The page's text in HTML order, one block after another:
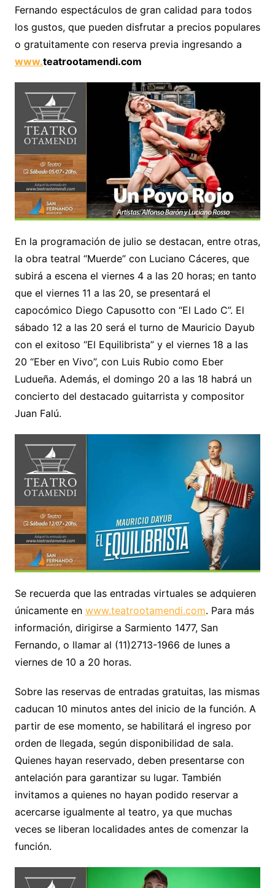
Fernando espectáculos de gran calidad para todos
los gustos, que pueden disfrutar a precios populares
o gratuitamente con reserva previa ingresando a
www.teatrootamendi.com
En la programación de julio se destacan, entre otras,
la obra teatral “Muerde” con Luciano Cáceres, que
subirá a escena el viernes 4 a las 20 horas; en tanto
que el viernes 11 a las 20, se presentará el
capocómico Diego Capusotto con “El Lado C”. El
sábado 12 a las 20 será el turno de Mauricio Dayub
con el exitoso “El Equilibrista” y el viernes 18 a las
20 “Eber en Vivo”, con Luis Rubio como Eber
Ludueña. Además, el domingo 20 a las 18 habrá un
concierto del destacado guitarrista y compositor
Juan Falú.
Se recuerda que las entradas virtuales se adquieren
únicamente en www.teatrootamendi.com. Para más
información, dirigirse a Sarmiento 1477, San
Fernando, o llamar al (11)2713-1966 de lunes a
viernes de 10 a 20 horas.
Sobre las reservas de entradas gratuitas, las mismas
caducan 10 minutos antes del inicio de la función. A
partir de ese momento, se habilitará el ingreso por
orden de llegada, según disponibilidad de sala.
Quienes hayan reservado, deben presentarse con
antelación para garantizar su lugar. También
invitamos a quienes no hayan podido reservar a
acercarse igualmente al teatro, ya que muchas
veces se liberan localidades antes de comenzar la
función.